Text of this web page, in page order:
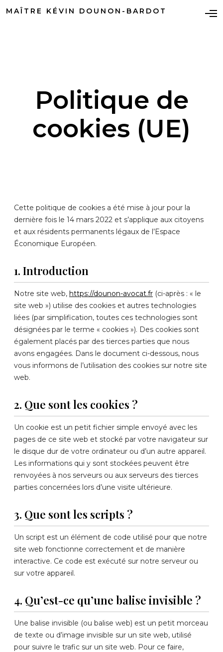
MAÎTRE KÉVIN DOUNON-BARDOT
Politique de
cookies (UE)
Cette politique de cookies a été mise à jour pour la
dernière fois le 14 mars 2022 et s’applique aux citoyens
et aux résidents permanents légaux de l’Espace
Économique Européen.
1. Introduction
Notre site web, https://dounon-avocat.fr (ci-après : « le
site web ») utilise des cookies et autres technologies
liées (par simplification, toutes ces technologies sont
désignées par le terme « cookies »). Des cookies sont
également placés par des tierces parties que nous
avons engagées. Dans le document ci-dessous, nous
vous informons de l’utilisation des cookies sur notre site
web.
2. Que sont les cookies ?
Un cookie est un petit fichier simple envoyé avec les
pages de ce site web et stocké par votre navigateur sur
le disque dur de votre ordinateur ou d’un autre appareil.
Les informations qui y sont stockées peuvent être
renvoyées à nos serveurs ou aux serveurs des tierces
parties concernées lors d’une visite ultérieure.
3. Que sont les scripts ?
Un script est un élément de code utilisé pour que notre
site web fonctionne correctement et de manière
interactive. Ce code est exécuté sur notre serveur ou
sur votre appareil.
4. Qu’est-ce qu’une balise invisible ?
Une balise invisible (ou balise web) est un petit morceau
de texte ou d’image invisible sur un site web, utilisé
pour suivre le trafic sur un site web. Pour ce faire,